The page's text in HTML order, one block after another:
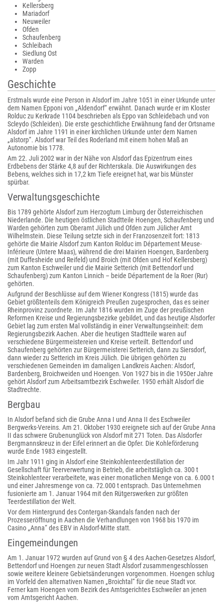
Kellersberg
Mariadorf
Neuweiler
Ofden
Schaufenberg
Schleibach
Siedlung Ost
Warden
Zopp
Geschichte
Erstmals wurde eine Person in Alsdorf im Jahre 1051 in einer Urkunde unter
dem Namen Epponi von „Aldendorf“ erwähnt. Danach wurde er im Kloster
Rolduc zu Kerkrade 1104 beschrieben als Eppo van Schleidebach und von
Scleydo (Schleiden). Die erste geschichtliche Erwähnung fand der Ortsname
Alsdorf im Jahre 1191 in einer kirchlichen Urkunde unter dem Namen
„alstorp“. Alsdorf war Teil des Roderland mit einem hohen Maß an
Autonomie bis 1778.
Am 22. Juli 2002 war in der Nähe von Alsdorf das Epizentrum eines
Erdbebens der Stärke 4,8 auf der Richterskala. Die Auswirkungen des
Bebens, welches sich in 17,2 km Tiefe ereignet hat, war bis Münster
spürbar.
Verwaltungsgeschichte
Bis 1789 gehörte Alsdorf zum Herzogtum Limburg der Österreichischen
Niederlande. Die heutigen östlichen Stadtteile Hoengen, Schaufenberg und
Warden gehörten zum Oberamt Jülich und Ofden zum Jülicher Amt
Wilhelmstein. Diese Teilung setzte sich in der Franzosenzeit fort: 1813
gehörte die Mairie Alsdorf zum Kanton Rolduc im Département Meuse-
Inférieure (Untere Maas), während die drei Mairien Hoengen, Bardenberg
(mit Duffesheide und Reifeld) und Broich (mit Ofden und Hof Kellersberg)
zum Kanton Eschweiler und die Mairie Setterich (mit Bettendorf und
Schaufenberg) zum Kanton Linnich – beide Département de la Roer (Rur)
gehörten.
Aufgrund der Beschlüsse auf dem Wiener Kongress (1815) wurde das
Gebiet größtenteils dem Königreich Preußen zugesprochen, das es seiner
Rheinprovinz zuordnete. Im Jahr 1816 wurden im Zuge der preußischen
Reformen Kreise und Regierungsbezirke gebildet, und das heutige Alsdorfer
Gebiet lag zum ersten Mal vollständig in einer Verwaltungseinheit: dem
Regierungsbezirk Aachen. Aber die heutigen Stadtteile waren auf
verschiedene Bürgermeistereien und Kreise verteilt. Bettendorf und
Schaufenberg gehörten zur Bürgermeisterei Setterich, dann zu Siersdorf,
dann wieder zu Setterich im Kreis Jülich. Die übrigen gehörten zu
verschiedenen Gemeinden im damaligen Landkreis Aachen: Alsdorf,
Bardenberg, Broichweiden und Hoengen. Von 1927 bis in die 1950er Jahre
gehört Alsdorf zum Arbeitsamtbezirk Eschweiler. 1950 erhält Alsdorf die
Stadtrechte.
Bergbau
In Alsdorf befand sich die Grube Anna I und Anna II des Eschweiler
Bergwerks-Vereins. Am 21. Oktober 1930 ereignete sich auf der Grube Anna
II das schwere Grubenunglück von Alsdorf mit 271 Toten. Das Alsdorfer
Bergmannskreuz in der Eifel erinnert an die Opfer. Die Kohleförderung
wurde Ende 1983 eingestellt.
Im Jahr 1911 ging in Alsdorf eine Steinkohlenteerdestillation der
Gesellschaft für Teerverwertung in Betrieb, die arbeitstäglich ca. 300 t
Steinkohlenteer verarbeitete, was einer monatlichen Menge von ca. 6.000 t
und einer Jahresmenge von ca. 72.000 t entsprach. Das Unternehmen
fusionierte am 1. Januar 1964 mit den Rütgerswerken zur größten
Teerdestillation der Welt.
Vor dem Hintergrund des Contergan-Skandals fanden nach der
Prozesseröffnung in Aachen die Verhandlungen von 1968 bis 1970 im
Casino „Anna“ des EBV in Alsdorf-Mitte statt.
Eingemeindungen
Am 1. Januar 1972 wurden auf Grund von § 4 des Aachen-Gesetzes Alsdorf,
Bettendorf und Hoengen zur neuen Stadt Alsdorf zusammengeschlossen
sowie weitere kleinere Gebietsänderungen vorgenommen. Hoengen schlug
im Vorfeld den alternativen Namen „Broichtal“ für die neue Stadt vor.
Ferner kam Hoengen vom Bezirk des Amtsgerichtes Eschweiler an jenen
vom Amtsgericht Aachen.